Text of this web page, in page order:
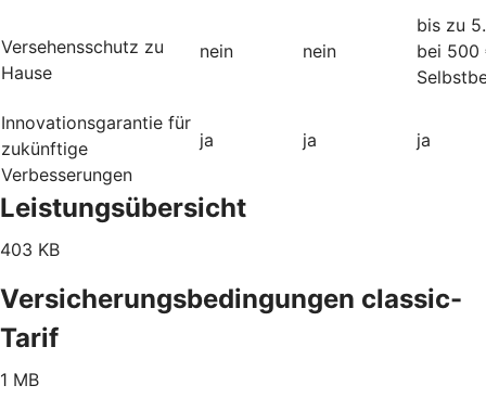
Versehensschutz zu
Hause
nein nein
bis zu
bei 500
Innovationsgarantie für
zukünftige
Verbesserungen
ja ja ja
Leistungsübersicht
403 KB
Versicherungsbedingungen classic-
Tarif
1 MB